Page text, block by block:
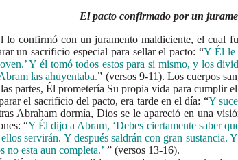
El pacto confirmado por un
con un juramento maldiciente, el cual fue
un sacrificio especial para sellar el pacto: “Y Él le
Y él tomó todos estos para si mismo, y los
las ahuyentaba.” (versos 9-11). Los cuerpos
partes, Él prometería Su propia vida para cumplir
el sacrificio del pacto, era tarde en el día: “Y
Abraham dormía, Dios se le apareció en una
“Y Él dijo a Abram, ‘Debes ciertamente saber
servirán. Y después saldrán con gran sustancia.
esta aun completa.’ ” (versos 13-16).